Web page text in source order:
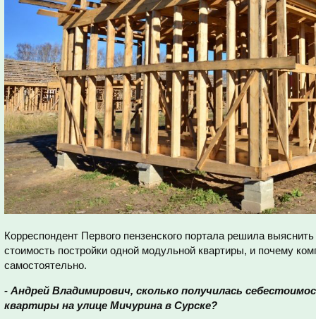
Корреспондент Первого пензенского портала решила
стоимость постройки одной модульной квартиры, и почему
самостоятельно.
- Андрей Владимирович, сколько получилась
квартиры на улице Мичурина в Сурске?